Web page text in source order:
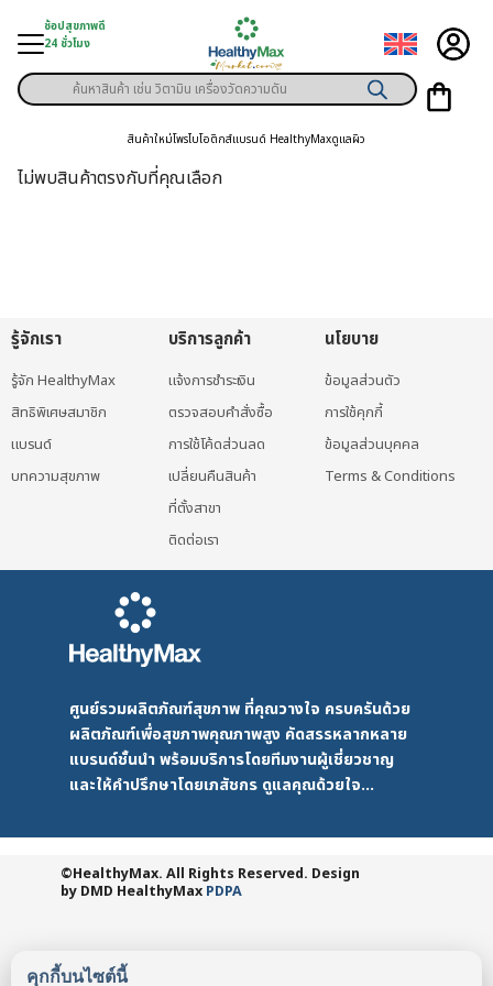
content
ช้อปสุขภาพดี
24 ชั่วโมง
มู่สินค้า
สุขภาพ
กค้า
Products
search
สินค้าใหม่โพรไบโอติกส์แบรนด์ HealthyMaxดูแลผิว
ไม่พบสินค้าตรงกับที่คุณเลือก
คุกกี้บนไซต์นี้
รู้จักเรา
รู้จัก HealthyMax
สิทธิพิเศษสมาชิก
แบรนด์
บทความสุขภาพ
บริการลูกค้า
แจ้งการชำระเงิน
ตรวจสอบคำสั่งซื้อ
การใช้โค้ดส่วนลด
เปลี่ยนคืนสินค้า
ที่ตั้งสาขา
ติดต่อเรา
นโยบาย
ข้อมูลส่วนตัว
การใช้คุกกี้
ข้อมูลส่วนบุคคล
Terms & Conditions
ศูนย์รวมผลิตภัณฑ์สุขภาพ ที่คุณวางใจ ครบครันด้วย
ผลิตภัณฑ์เพื่อสุขภาพคุณภาพสูง คัดสรรหลากหลาย
แบรนด์ชั้นนำ พร้อมบริการโดยทีมงานผู้เชี่ยวชาญ
และให้คำปรึกษาโดยเภสัชกร ดูแลคุณด้วยใจ...
©HealthyMax. All Rights Reserved. Design
by DMD HealthyMax PDPA